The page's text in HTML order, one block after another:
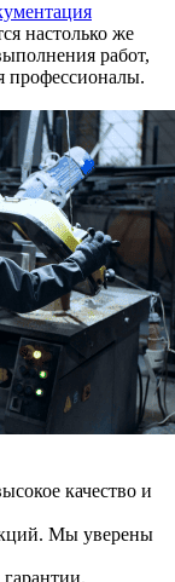
настолько же
работ,
профессионалы.
качество и
Мы уверены